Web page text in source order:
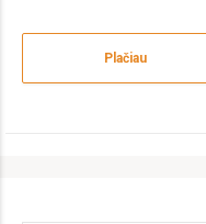
Plačiau